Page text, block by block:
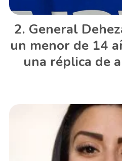
General
un menor de 14
una réplica de